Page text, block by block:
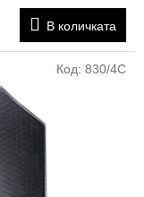
В количката
Код: 830/4C